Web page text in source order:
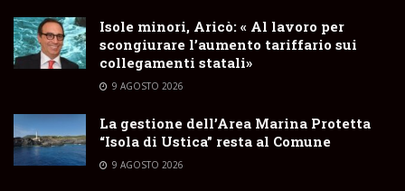
Isole minori, Aricò: « Al lavoro per
scongiurare l’aumento tariffario sui
collegamenti statali»
9 AGOSTO 2026
La gestione dell’Area Marina Protetta
“Isola di Ustica” resta al Comune
9 AGOSTO 2026